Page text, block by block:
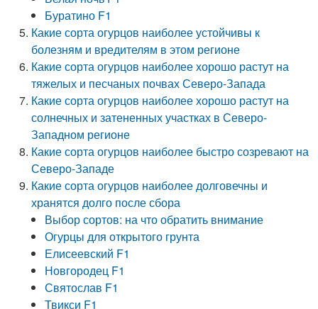
Буратино F1
Какие сорта огурцов наиболее устойчивы к
болезням и вредителям в этом регионе
Какие сорта огурцов наиболее хорошо растут на
тяжелых и песчаных почвах Северо-Запада
Какие сорта огурцов наиболее хорошо растут на
солнечных и затененных участках в Северо-
Западном регионе
Какие сорта огурцов наиболее быстро созревают на
Северо-Западе
Какие сорта огурцов наиболее долговечны и
хранятся долго после сбора
Выбор сортов: на что обратить внимание
Огурцы для открытого грунта
Елисеевский F1
Новгородец F1
Святослав F1
Твикси F1